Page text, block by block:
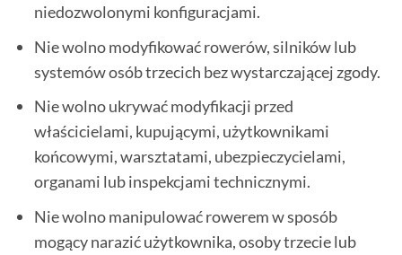
niedozwolonymi konfiguracjami.
Nie wolno modyfikować rowerów, silników lub
systemów osób trzecich bez wystarczającej zgody.
Nie wolno ukrywać modyfikacji przed
właścicielami, kupującymi, użytkownikami
końcowymi, warsztatami, ubezpieczycielami,
organami lub inspekcjami technicznymi.
Nie wolno manipulować rowerem w sposób
mogący narazić użytkownika, osoby trzecie lub